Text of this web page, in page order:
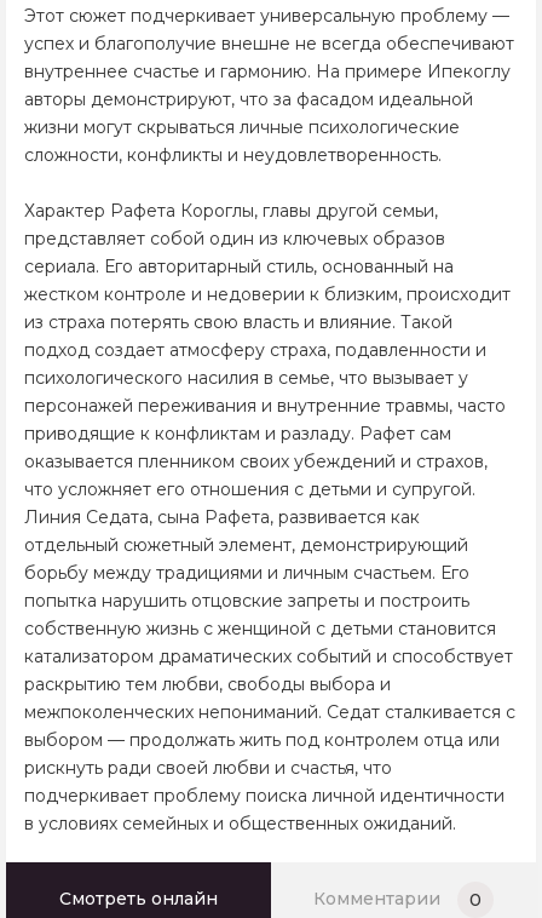
Этот сюжет подчеркивает универсальную проблему —
успех и благополучие внешне не всегда обеспечивают
внутреннее счастье и гармонию. На примере Ипекоглу
авторы демонстрируют, что за фасадом идеальной
жизни могут скрываться личные психологические
сложности, конфликты и неудовлетворенность.
Характер Рафета Короглы, главы другой семьи,
представляет собой один из ключевых образов
сериала. Его авторитарный стиль, основанный на
жестком контроле и недоверии к близким, происходит
из страха потерять свою власть и влияние. Такой
подход создает атмосферу страха, подавленности и
психологического насилия в семье, что вызывает у
персонажей переживания и внутренние травмы, часто
приводящие к конфликтам и разладу. Рафет сам
оказывается пленником своих убеждений и страхов,
что усложняет его отношения с детьми и супругой.
Линия Седата, сына Рафета, развивается как
отдельный сюжетный элемент, демонстрирующий
борьбу между традициями и личным счастьем. Его
попытка нарушить отцовские запреты и построить
собственную жизнь с женщиной с детьми становится
катализатором драматических событий и способствует
раскрытию тем любви, свободы выбора и
межпоколенческих непониманий. Седат сталкивается с
выбором — продолжать жить под контролем отца или
рискнуть ради своей любви и счастья, что
подчеркивает проблему поиска личной идентичности
в условиях семейных и общественных ожиданий.
Смотреть онлайн Комментарии 0